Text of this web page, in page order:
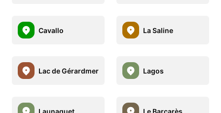
Cavallo La Saline
Lac de Gérardmer Lagos
Launaguet Le Barcarès